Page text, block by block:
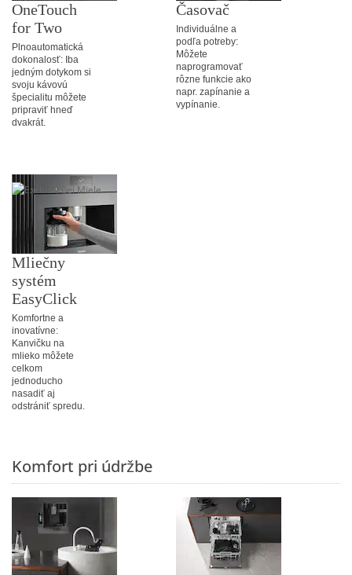
OneTouch
for Two
Plnoautomatická
dokonalosť: Iba
jedným dotykom si
svoju kávovú
špecialitu môžete
pripraviť hneď
dvakrát.
Časovač
Individuálne a
podľa potreby:
Môžete
naprogramovať
rôzne funkcie ako
napr. zapínanie a
vypínanie.
Mliečny
systém
EasyClick
Komfortne a
inovatívne:
Kanvičku na
mlieko môžete
celkom
jednoducho
nasadiť aj
odstrániť spredu.
Komfort pri údržbe